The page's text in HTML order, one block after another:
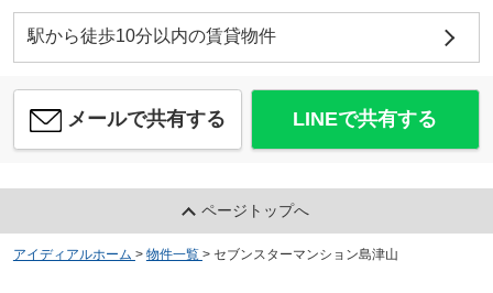
駅から徒歩10分以内の賃貸物件
メールで共有する LINEで共有する
ページトップへ
アイディアルホーム > 物件一覧 > セブンスターマンション島津山